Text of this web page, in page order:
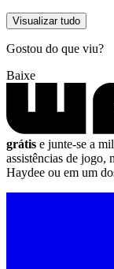
Visualizar tudo
Gostou do que viu?
Baixe
grátis e junte-se a
assistências de jogo,
Haydee ou em um